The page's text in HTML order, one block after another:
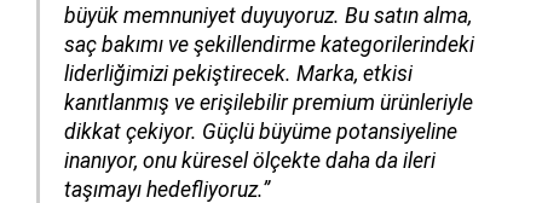
büyük memnuniyet duyuyoruz. Bu satın alma,
saç bakımı ve şekillendirme kategorilerindeki
liderliğimizi pekiştirecek. Marka, etkisi
kanıtlanmış ve erişilebilir premium ürünleriyle
dikkat çekiyor. Güçlü büyüme potansiyeline
inanıyor, onu küresel ölçekte daha da ileri
taşımayı hedefliyoruz.”